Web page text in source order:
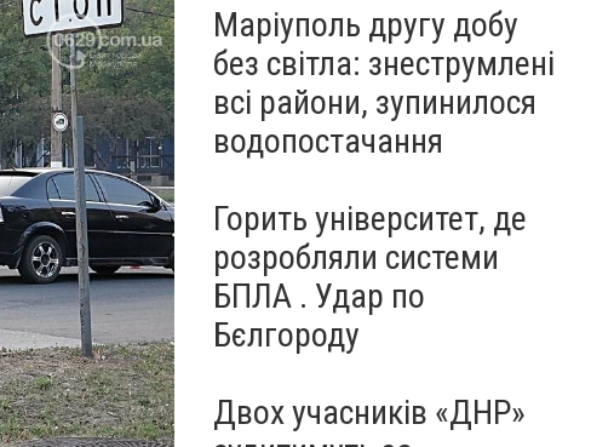
Маріуполь другу добу
без світла: знеструмлені
всі райони, зупинилося
водопостачання
Горить університет, де
розробляли системи
БПЛА . Удар по
Бєлгороду
Двох учасників «ДНР»